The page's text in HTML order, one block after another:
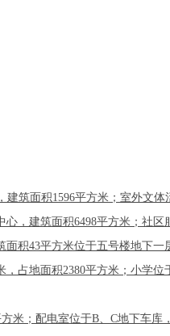
筑面积1596平方米；室外文体
，建筑面积6498平方米；社区
积43平方米位于五号楼地下一
占地面积2380平方米；小学位
米；配电室位于B、C地下车库